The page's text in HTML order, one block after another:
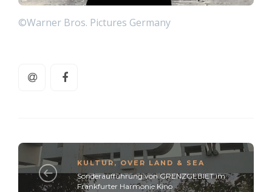
©Warner Bros. Pictures Germany
KULTUR,OVER LAND & SEA
Sonderaufführung von GRENZGEBIET im
Frankfurter Harmonie Kino